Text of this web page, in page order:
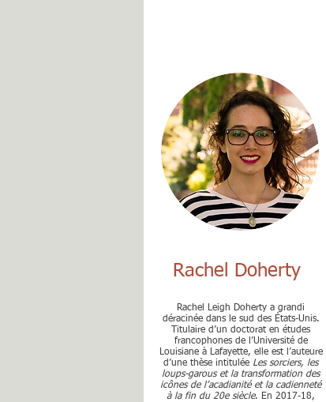
Rachel Leigh Doherty a grandi
déracinée dans le sud des États-Unis.
Titulaire d’un doctorat en études
francophones de l’Université de
Louisiane à Lafayette, elle est l’auteure
d’une thèse intitulée Les sorciers, les
loups-garous et la transformation des
icônes de l’acadianité et la cadienneté
à la fin du 20e siècle. En 2017-18,
Rachel Doherty